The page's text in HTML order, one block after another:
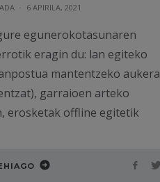
· 6 APIRILA, 2021
egunerokotasunaren
eragin du: lan egiteko
mantentzeko aukera
garraioen arteko
erosketak offline egitetik